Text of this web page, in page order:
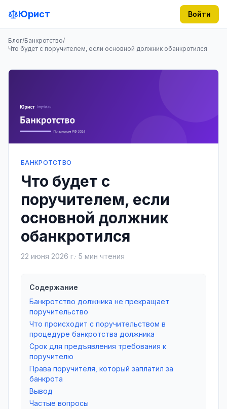
Юрист Войти
Блог/Банкротство/
Что будет с поручителем, если основной должник обанкротился
БАНКРОТСТВО
Что будет с
поручителем, если
основной должник
обанкротился
22 июня 2026 г.· 5 мин чтения
Содержание
Банкротство должника не прекращает
поручительство
Что происходит с поручительством в
процедуре банкротства должника
Срок для предъявления требования к
поручителю
Права поручителя, который заплатил за
банкрота
Вывод
Частые вопросы